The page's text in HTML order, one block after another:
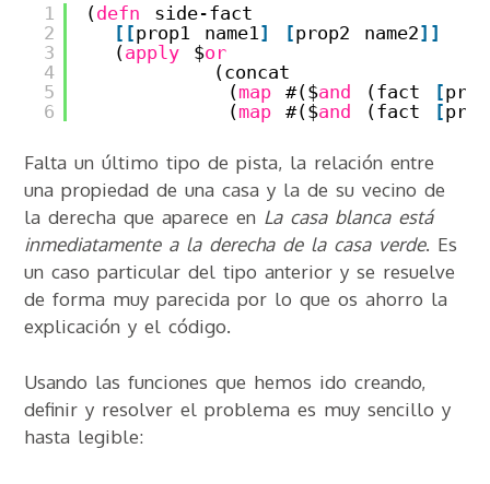
1
2
3
4
5
6
(defn
side-fact
[ [prop1 name1 ] [prop2 name2] ]
(apply $or
(concat
(map #($and (fact [
(map #($and (fact [
Falta un último tipo de pista, la relación entre
una propiedad de una casa y la de su vecino de
la derecha que aparece en La casa blanca está
inmediatamente a la derecha de la casa verde. Es
un caso particular del tipo anterior y se resuelve
de forma muy parecida por lo que os ahorro la
explicación y el código.
Usando las funciones que hemos ido creando,
definir y resolver el problema es muy sencillo y
hasta legible: